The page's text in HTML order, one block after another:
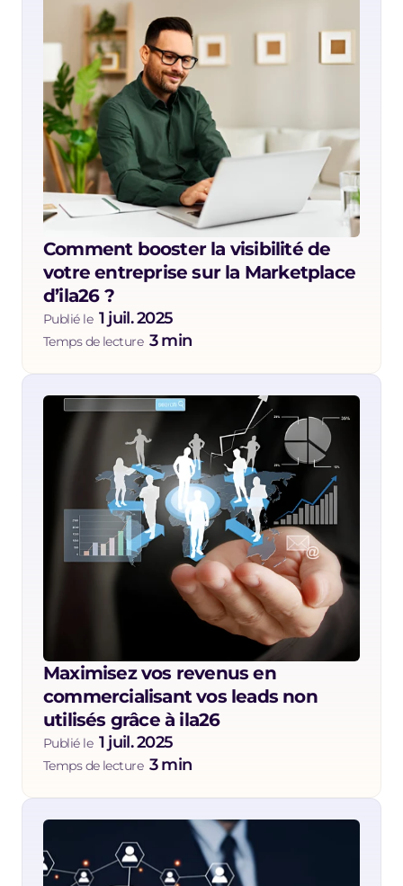
Comment booster la visibilité de
votre entreprise sur la Marketplace
d’ila26 ?
Publié le 1 juil. 2025
Temps de lecture 3 min
Maximisez vos revenus en
commercialisant vos leads non
utilisés grâce à ila26
Publié le 1 juil. 2025
Temps de lecture 3 min